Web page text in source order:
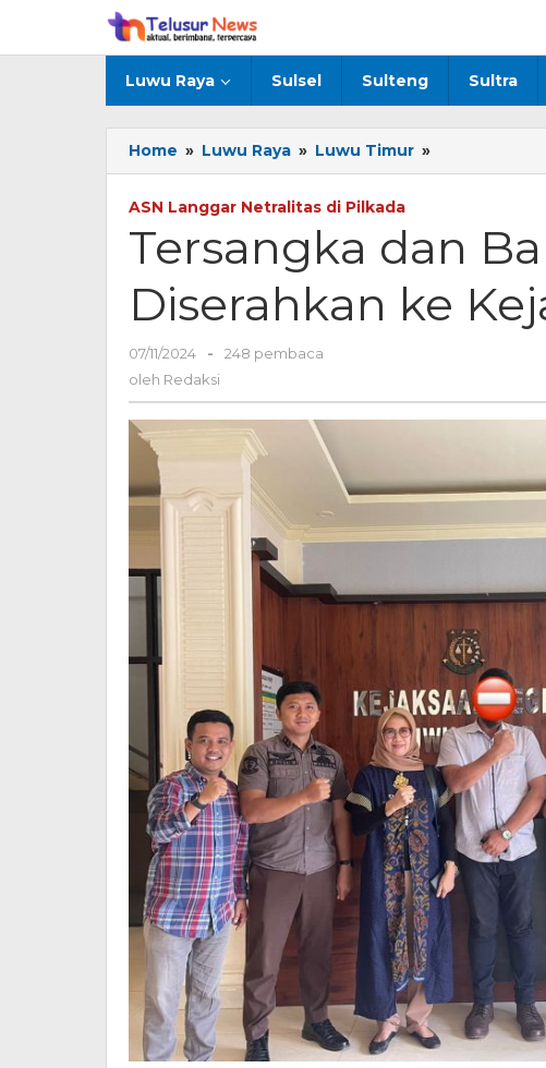
konten
Luwu Raya Sulsel Sulteng Sultra
Home » Luwu Raya » Luwu Timur »
dan
Diserahkan
ke
Kejaksaan
Luwu
ASN Langgar Netralitas di Pilkada
Tersangka dan
Diserahkan ke
07/11/2024
oleh
Redaksi
-
248 pembaca
oleh Redaksi